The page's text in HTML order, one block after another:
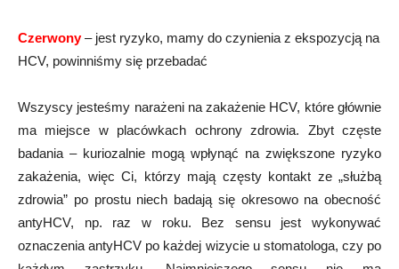
Czerwony– jest ryzyko, mamy do czynienia z ekspozycją na
HCV, powinniśmy się przebadać
Wszyscy jesteśmy narażeni na zakażenie HCV, które głównie
ma miejsce w placówkach ochrony zdrowia. Zbyt częste
badania – kuriozalnie mogą wpłynąć na zwiększone ryzyko
zakażenia, więc Ci, którzy mają częsty kontakt ze „służbą
zdrowia” po prostu niech badają się okresowo na obecność
antyHCV, np. raz w roku. Bez sensu jest wykonywać
oznaczenia antyHCV po każdej wizycie u stomatologa, czy po